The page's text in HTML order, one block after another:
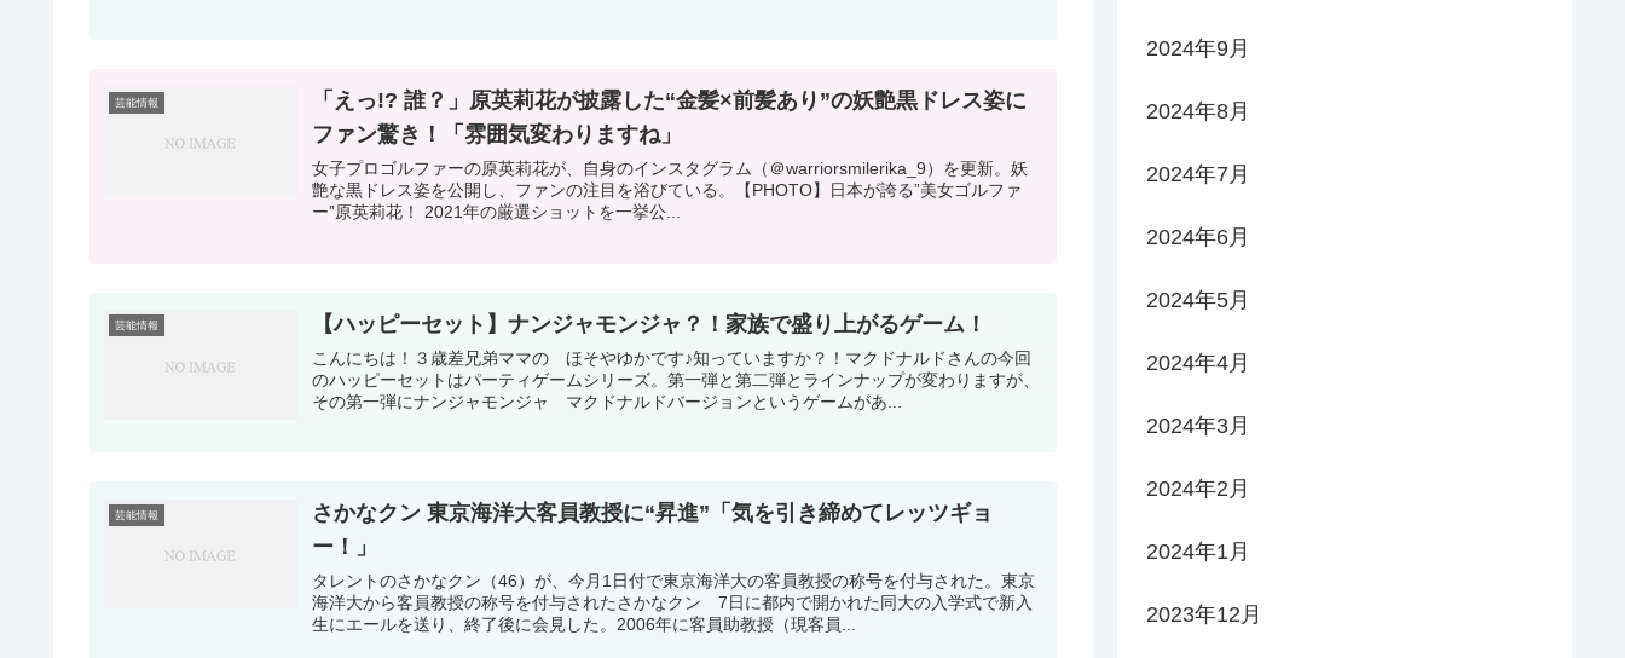
芸能情報
「えっ!? 誰？」原英莉花が披露した“金髪×前髪あり”の妖艶黒ドレス姿に
ファン驚き！「雰囲気変わりますね」
女子プロゴルファーの原英莉花が、自身のインスタグラム（＠warriorsmilerika_9）を更新。妖
艶な黒ドレス姿を公開し、ファンの注目を浴びている。【PHOTO】日本が誇る”美女ゴルファ
ー”原英莉花！ 2021年の厳選ショットを一挙公...
芸能情報 【ハッピーセット】ナンジャモンジャ？！家族で盛り上がるゲーム！
こんにちは！３歳差兄弟ママの ほそやゆかです♪知っていますか？！マクドナルドさんの今回
のハッピーセットはパーティゲームシリーズ。第一弾と第二弾とラインナップが変わりますが、
その第一弾にナンジャモンジャ マクドナルドバージョンというゲームがあ...
芸能情報
さかなクン 東京海洋大客員教授に“昇進”「気を引き締めてレッツギョ
ー！」
タレントのさかなクン（46）が、今月1日付で東京海洋大の客員教授の称号を付与された。東京
海洋大から客員教授の称号を付与されたさかなクン 7日に都内で開かれた同大の入学式で新入
生にエールを送り、終了後に会見した。2006年に客員助教授（現客員...
2024年9月
2024年8月
2024年7月
2024年6月
2024年5月
2024年4月
2024年3月
2024年2月
2024年1月
2023年12月